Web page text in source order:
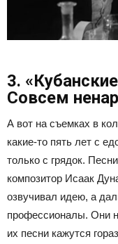
3.
Совсем
А вот на съемках в
какие-то пять лет с
только с грядок.
композитор Исаак
озвучивал идею, а
профессионалы. Они
их песни кажутся